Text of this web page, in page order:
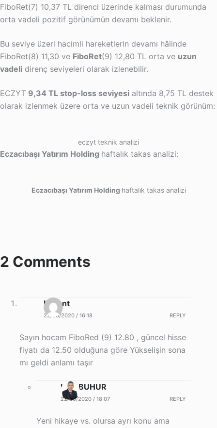
FiboRet(7) 10,37 TL direnci üzerinde kalması durumunda
orta vadeli pozitif görünümün devamı beklenir.
Bu seviye üzeri hacimli hareketlerin devamı hâlinde
FiboRet(8) 11,30 ve FiboRet(9) 12,80 TL orta ve uzun
vadeli direnç seviyeleri olarak izlenebilir.
ECZYT 9,34 TL stop-loss seviyesi altında 8,75 TL destek
olarak izlenmek üzere orta ve uzun vadeli teknik görünüm:
eczyt teknik analizi
Eczacıbaşı Yatırım Holding haftalık takas analizi:
Eczacıbaşı Yatırım Holding haftalık takas analizi
2 Comments
Levent
22/05/2020 / 16:18 REPLY
Sayın hocam FiboRed (9) 12.80 , güncel hisse
fiyatı da 12.50 olduğuna göre Yükselişin sona
mı geldi anlamı taşır
Halil BUHUR
22/05/2020 / 18:07 REPLY
Yeni hikaye vs. olursa ayrı konu ama